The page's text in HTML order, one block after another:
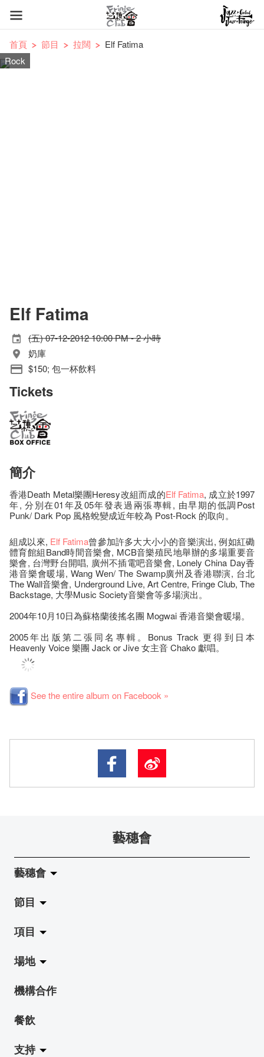
首頁 節目 拉闊
Elf Fatima
Rock
Elf Fatima
(五) 07-12-2012 10:00 PM - 2 小時
奶庫
$150; 包一杯飲料
Tickets
簡介
香港Death Metal樂團Heresy改組而成的ElfFatima, 成立於1997
年, 分別在01年及05年發表過兩張專輯, 由早期的低調Post
Punk/ Dark Pop 風格蛻變成近年較為 Post-Rock 的取向。
組成以來, Elf Fatima曾參加許多大大小小的音樂演出, 例如紅磡
體育館組Band時間音樂會, MCB音樂殖民地舉辦的多場重要音
樂會, 台灣野台開唱, 廣州不插電吧音樂會, Lonely China Day香
港音樂會暖場, Wang Wen/ The Swamp廣州及香港聯演, 台北
The Wall音樂會, Underground Live, Art Centre, Fringe Club, The
Backstage, 大學Music Society音樂會等多場演出。
2004年10月10日為蘇格蘭後搖名團 Mogwai 香港音樂會暖場。
2005年出版第二張同名專輯。Bonus Track 更得到日本
Heavenly Voice 樂團 Jack or Jive 女主音 Chako 獻唱。
See the entire album on Facebook »
藝穗會
藝穗會
關於藝穗會
藝穗會的演化
使命與宗旨
藝穗會架構
檔案庫
藝穗網誌
節目
拉闊
展覽
演出
活動
工作坊
項目
Jazz-Go-Central, Jazz-Go-Fringe
LPL
2015-16 藝術場地資助計劃
2015 照亮香港在新加坡
場地
陳麗玲畫廊
奶庫
地下劇場
機構合作
餐飲
支持